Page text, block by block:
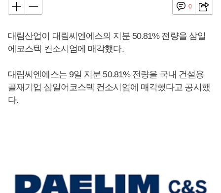
0
대림산업이 대림씨엔에스의 지분 50.81% 전량을 삼일
에코스텍 컨소시엄에 매각했다.
대림씨엔에스는 9일 지분 50.81% 전량을 국내 건설용
골재기업 삼일어코스텍 컨소시엄에 매각했다고 공시했
다.